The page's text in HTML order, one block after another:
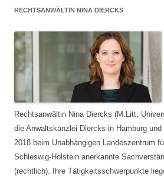
RECHTSANWÄLTIN NINA DIERCKS
Rechtsanwältin Nina Diercks (M.Litt,
die Anwaltskanzlei Diercks in Hamburg
2018 beim Unabhängigen Landeszentrum
Schleswig-Holstein anerkannte
(rechtlich). Ihre Tätigkeitsschwerpunkte